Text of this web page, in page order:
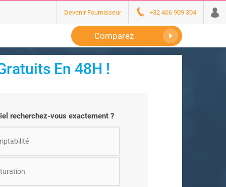
Devenir Fournisseur +32 466 909 304
Comparez
En 48H !
recherchez-vous exactement ?